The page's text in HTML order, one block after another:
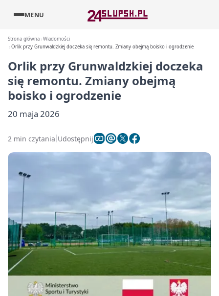
MENU
Strona główna Wiadomości
Orlik przy Grunwaldzkiej doczeka się remontu. Zmiany obejmą boisko i ogrodzenie
Orlik przy Grunwaldzkiej doczeka
się remontu. Zmiany obejmą
boisko i ogrodzenie
20 maja 2026
2 min czytania Udostępnij